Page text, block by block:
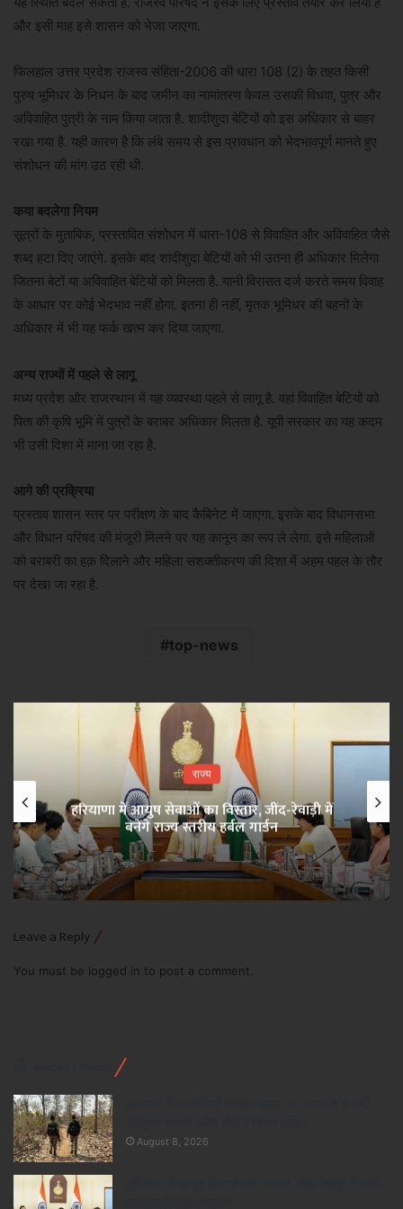
और इसी माह इसे शासन को भेजा जाएगा.
फिलहाल उत्तर प्रदेश राजस्व संहिता-2006 की धारा 108 (2) के तहत किसी
पुरुष भूमिधर के निधन के बाद जमीन का नामांतरण केवल उसकी विधवा, पुत्र और
अविवाहित पुत्री के नाम किया जाता है. शादीशुदा बेटियों को इस अधिकार से बाहर
रखा गया है. यही कारण है कि लंबे समय से इस प्रावधान को भेदभावपूर्ण मानते हुए
संशोधन की मांग उठ रही थी.
कया बदलेगा नियम
सूत्रों के मुताबिक, प्रस्तावित संशोधन में धारा-108 से विवाहित और अविवाहित जैसे
शब्द हटा दिए जाएंगे. इसके बाद शादीशुदा बेटियों को भी उतना ही अधिकार मिलेगा
जितना बेटों या अविवाहित बेटियों को मिलता है. यानी विरासत दर्ज करते समय विवाह
के आधार पर कोई भेदभाव नहीं होगा. इतना ही नहीं, मृतक भूमिधर की बहनों के
अधिकार में भी यह फर्क खत्म कर दिया जाएगा.
अन्य राज्यों में पहले से लागू
मध्य प्रदेश और राजस्थान में यह व्यवस्था पहले से लागू है. वहां विवाहित बेटियों को
पिता की कृषि भूमि में पुत्रों के बराबर अधिकार मिलता है. यूपी सरकार का यह कदम
भी उसी दिशा में माना जा रहा है.
आगे की प्रक्रिया
प्रस्ताव शासन स्तर पर परीक्षण के बाद कैबिनेट में जाएगा. इसके बाद विधानसभा
और विधान परिषद की मंजूरी मिलने पर यह कानून का रूप ले लेगा. इसे महिलाओं
को बराबरी का हक़ दिलाने और महिला सशक्तीकरण की दिशा में अहम पहल के तौर
पर देखा जा रहा है.
top-news
राज्य
हरियाणा में आयुष सेवाओं का विस्तार, जींद-रेवाड़ी में
बनेंगे राज्य स्तरीय हर्बल गार्डन
Leave a Reply
You must be logged in to post a comment.
August 8, 2026